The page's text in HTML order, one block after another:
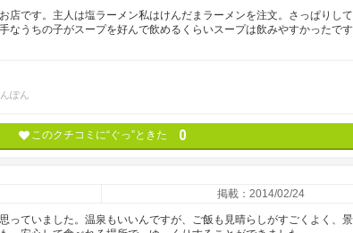
店です。主人は塩ラーメン私はけんだまラーメンを注文。さっぱりし
うちの子がスープを好んで飲めるくらいスープは飲みやすかったで
ぽん
このクチコミに“ぐっ”ときた 0
掲載：2014/02/24
っていました。温泉もいいんですが、ご飯も見晴らしがすごくよく、